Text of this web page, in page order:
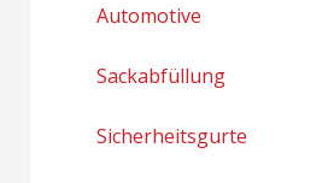
Automotive
Sackabfüllung
Sicherheitsgurte